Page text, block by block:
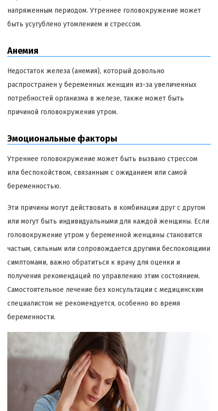
напряженным периодом. Утреннее головокружение может
быть усугублено утомлением и стрессом.
Анемия
Недостаток железа (анемия), который довольно
распространен у беременных женщин из-за увеличенных
потребностей организма в железе, также может быть
причиной головокружения утром.
Эмоциональные факторы
Утреннее головокружение может быть вызвано стрессом
или беспокойством, связанным с ожиданием или самой
беременностью.
Эти причины могут действовать в комбинации друг с другом
или могут быть индивидуальными для каждой женщины. Если
головокружение утром у беременной женщины становится
частым, сильным или сопровождается другими беспокоящими
симптомами, важно обратиться к врачу для оценки и
получения рекомендаций по управлению этим состоянием.
Самостоятельное лечение без консультации с медицинским
специалистом не рекомендуется, особенно во время
беременности.